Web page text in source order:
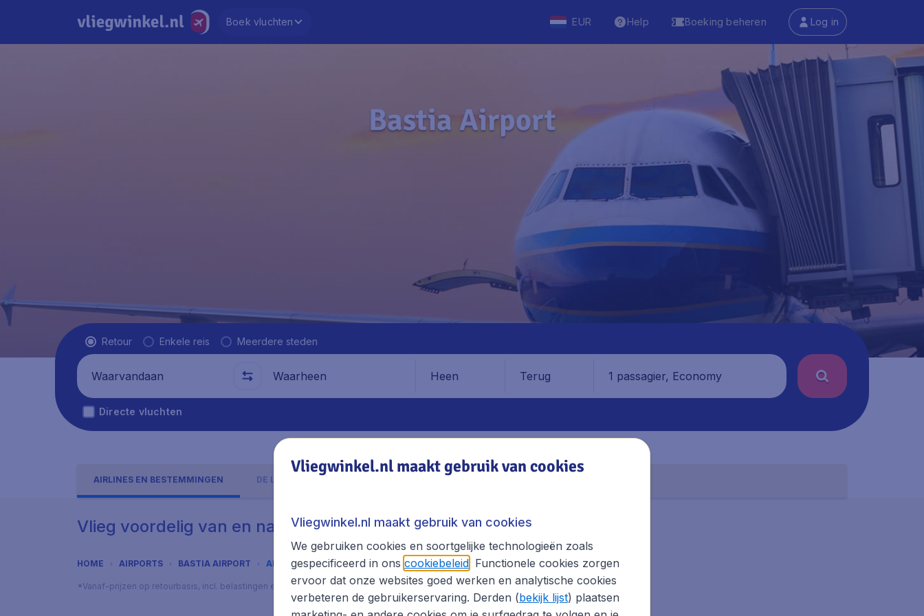
Boek vluchten EUR Help Boeking beheren Log in
Bastia Airport
Vluchttype
Retour Enkele reis Meerdere steden
Waarvandaan Waarheen Heen Terug 1 passagier, Economy
Directe vluchten
AIRLINES EN BESTEMMINGEN DE LUCHTHAVEN
Vlieg voordelig van en naar Bastia Airport
HOME AIRPORTS BASTIA AIRPORT AIRLINES EN BESTEMMINGEN
*Vanaf-prijzen op retourbasis, incl. belastingen en toeslagen, excl. € 29,90 boekingskosten.
Vliegwinkel.nl maakt gebruik van cookies
Vliegwinkel.nl maakt gebruik van cookies
We gebruiken cookies en soortgelijke technologieën zoals
gespecificeerd in ons cookiebeleid. Functionele cookies zorgen
ervoor dat onze websites goed werken en analytische cookies
verbeteren de gebruikerservaring. Derden (bekijk lijst) plaatsen